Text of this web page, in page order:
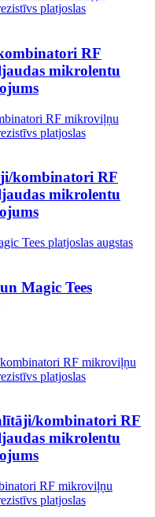
RF
mikrolentu
kombinatori RF
mikrolentu
Magic Tees
kombinatori RF
mikrolentu